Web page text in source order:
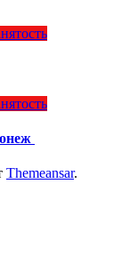
Themeansar.